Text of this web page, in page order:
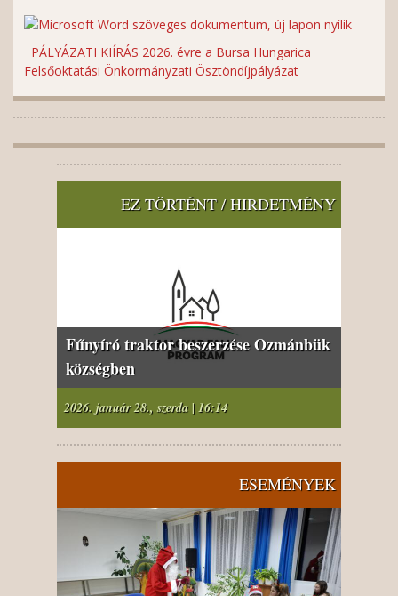
PÁLYÁZATI KIÍRÁS 2026. évre a Bursa Hungarica
Felsőoktatási Önkormányzati Ösztöndíjpályázat
EZ TÖRTÉNT / HIRDETMÉNY
Fűnyíró traktor beszerzése Ozmánbük
községben
2026. január 28., szerda | 16:14
ESEMÉNYEK